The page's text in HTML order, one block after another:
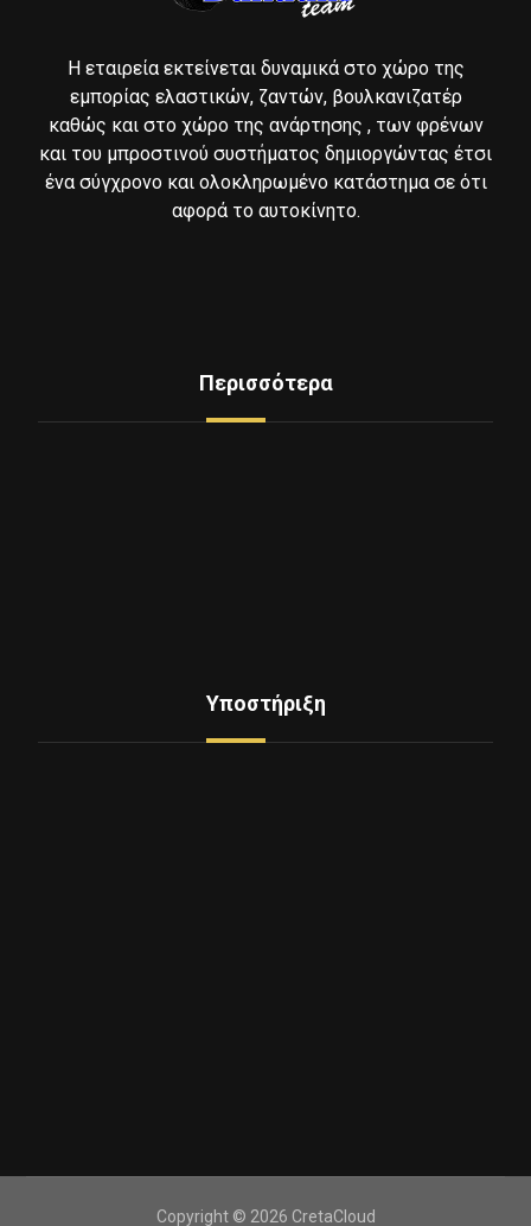
Η εταιρεία εκτείνεται δυναμικά στο χώρο της
εμπορίας ελαστικών, ζαντών, βουλκανιζατέρ
καθώς και στο χώρο της ανάρτησης , των φρένων
και του μπροστινού συστήματος δημιοργώντας έτσι
ένα σύγχρονο και ολοκληρωμένο κατάστημα σε ότι
αφορά το αυτοκίνητο.
Περισσότερα
Υποστήριξη
Copyright © 2026 CretaCloud